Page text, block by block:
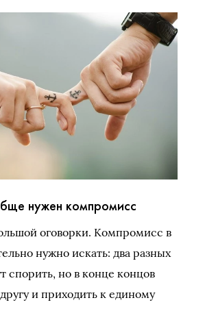
нужен компромисс
оговорки. Компромисс в
нужно искать: два разных
спорить, но в конце концов
и приходить к единому